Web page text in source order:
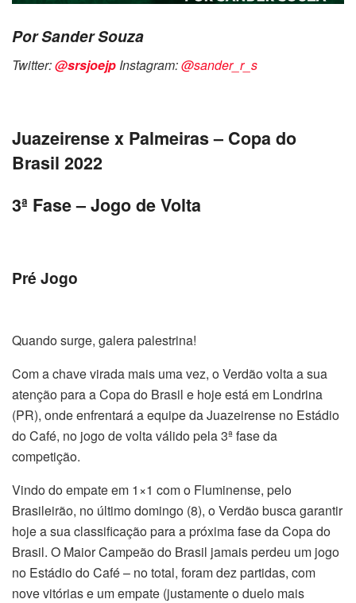
Por Sander Souza
Twitter:@srsjoejp Instagram:@sander_r_s
Juazeirense x Palmeiras – Copa do
Brasil 2022
3ª Fase – Jogo de Volta
Pré Jogo
Quando surge, galera palestrina!
Com a chave virada mais uma vez, o Verdão volta a sua
atenção para a Copa do Brasil e hoje está em Londrina
(PR), onde enfrentará a equipe da Juazeirense no Estádio
do Café, no jogo de volta válido pela 3ª fase da
competição.
Vindo do empate em 1×1 com o Fluminense, pelo
Brasileirão, no último domingo (8), o Verdão busca garantir
hoje a sua classificação para a próxima fase da Copa do
Brasil. O Maior Campeão do Brasil jamais perdeu um jogo
no Estádio do Café – no total, foram dez partidas, com
nove vitórias e um empate (justamente o duelo mais